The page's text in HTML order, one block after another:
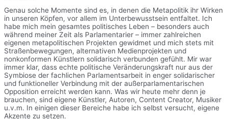
Genau solche Momente sind es, in denen die Metapolitik ihr Wirken
in unseren Köpfen, vor allem im Unterbewusstsein entfaltet. Ich
habe mich mein gesamtes politisches Leben – besonders auch
während meiner Zeit als Parlamentarier – immer zahlreichen
eigenen metapolitischen Projekten gewidmet und mich stets mit
Straßenbewegungen, alternativen Medienprojekten und
nonkonformen Künstlern solidarisch verbunden gefühlt. Mir war
immer klar, dass echte politische Veränderungskraft nur aus der
Symbiose der fachlichen Parlamentsarbeit in enger solidarischer
und funktioneller Verbindung mit der außerparlamentarischen
Opposition erreicht werden kann. Was wir heute mehr denn je
brauchen, sind eigene Künstler, Autoren, Content Creator, Musiker
u.v.m. In einigen dieser Bereiche habe ich selbst versucht, eigene
Akzente zu setzen.